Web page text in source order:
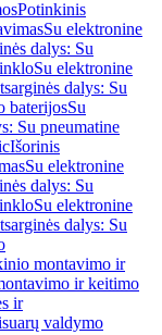
Potinkinis
Su elektronine
dalys: Su
Su elektronine
dalys: Su
baterijosSu
Su pneumatine
Išorinis
Su elektronine
dalys: Su
Su elektronine
dalys: Su
montavimo ir
ir keitimo
ir
valdymo